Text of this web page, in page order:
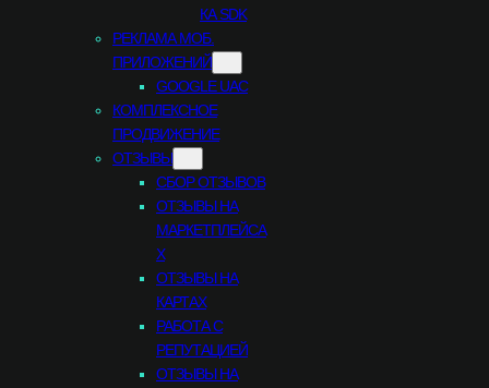
КА SDK
РЕКЛАМА МОБ.
ПРИЛОЖЕНИЙ
GOOGLE UAC
КОМПЛЕКСНОЕ
ПРОДВИЖЕНИЕ
ОТЗЫВЫ
СБОР ОТЗЫВОВ
ОТЗЫВЫ НА
МАРКЕТПЛЕЙСА
Х
ОТЗЫВЫ НА
КАРТАХ
РАБОТА С
РЕПУТАЦИЕЙ
ОТЗЫВЫ НА